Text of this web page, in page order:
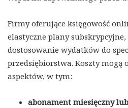
Firmy oferujące księgowość
elastyczne plany subskrypcyjne,
dostosowanie wydatków do
przedsiębiorstwa. Koszty mogą
aspektów, w tym:
abonament miesięczny